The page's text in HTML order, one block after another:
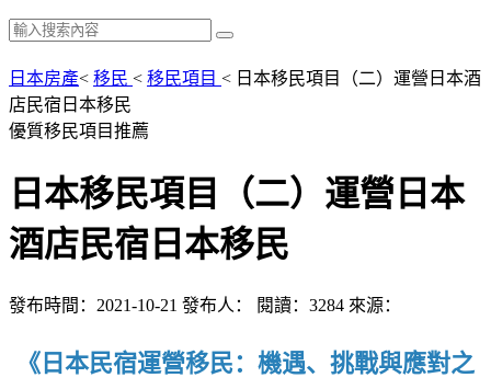
日本房產< 移民 < 移民項目 < 日本移民項目（二）運營日本酒
店民宿日本移民
優質移民項目推薦
日本移民項目（二）運營日本
酒店民宿日本移民
發布時間：2021-10-21 發布人： 閱讀：3284 來源：
《日本民宿運營移民：機遇、挑戰與應對之